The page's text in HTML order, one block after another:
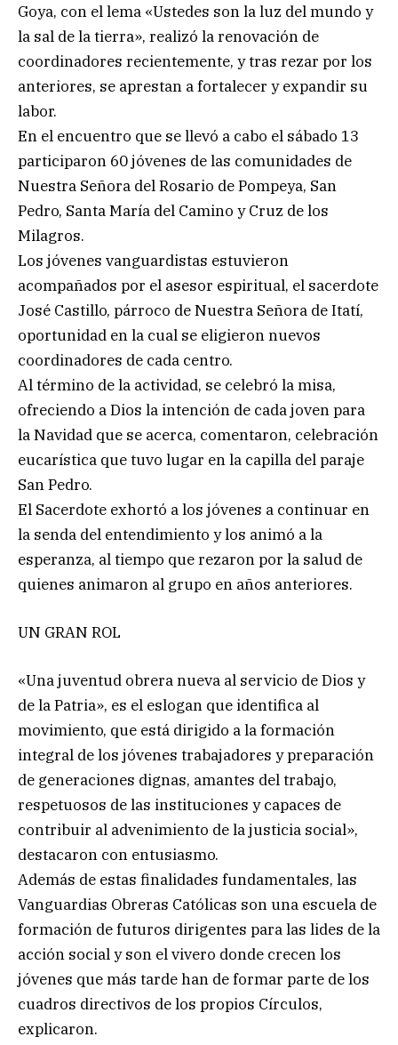
Goya, con el lema «Ustedes son la luz del mundo y
la sal de la tierra», realizó la renovación de
coordinadores recientemente, y tras rezar por los
anteriores, se aprestan a fortalecer y expandir su
labor.
En el encuentro que se llevó a cabo el sábado 13
participaron 60 jóvenes de las comunidades de
Nuestra Señora del Rosario de Pompeya, San
Pedro, Santa María del Camino y Cruz de los
Milagros.
Los jóvenes vanguardistas estuvieron
acompañados por el asesor espiritual, el sacerdote
José Castillo, párroco de Nuestra Señora de Itatí,
oportunidad en la cual se eligieron nuevos
coordinadores de cada centro.
Al término de la actividad, se celebró la misa,
ofreciendo a Dios la intención de cada joven para
la Navidad que se acerca, comentaron, celebración
eucarística que tuvo lugar en la capilla del paraje
San Pedro.
El Sacerdote exhortó a los jóvenes a continuar en
la senda del entendimiento y los animó a la
esperanza, al tiempo que rezaron por la salud de
quienes animaron al grupo en años anteriores.
UN GRAN ROL
«Una juventud obrera nueva al servicio de Dios y
de la Patria», es el eslogan que identifica al
movimiento, que está dirigido a la formación
integral de los jóvenes trabajadores y preparación
de generaciones dignas, amantes del trabajo,
respetuosos de las instituciones y capaces de
contribuir al advenimiento de la justicia social»,
destacaron con entusiasmo.
Además de estas finalidades fundamentales, las
Vanguardias Obreras Católicas son una escuela de
formación de futuros dirigentes para las lides de la
acción social y son el vivero donde crecen los
jóvenes que más tarde han de formar parte de los
cuadros directivos de los propios Círculos,
explicaron.